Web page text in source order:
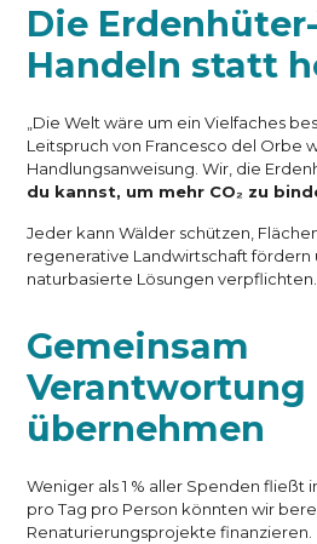
Die
Handeln statt
„Die Welt wäre um ein Vielfaches
Leitspruch von Francesco del Orbe
Handlungsanweisung. Wir, die
du kannst, um mehr CO₂ zu
Jeder kann Wälder schützen,
regenerative Landwirtschaft fördern
naturbasierte Lösungen verpflichten.
Gemeinsam
Verantwortung
übernehmen
Weniger als 1 % aller Spenden fließt
pro Tag pro Person könnten wir
Renaturierungsprojekte finanzieren.